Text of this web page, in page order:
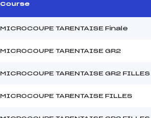
Course
MICROCOUPE TARENTAISE Finale
MICROCOUPE TARENTAISE GR2
MICROCOUPE TARENTAISE GR2 FILLES
MICROCOUPE TARENTAISE FILLES